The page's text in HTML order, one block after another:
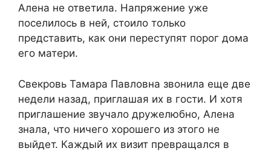
Алена не ответила. Напряжение уже
поселилось в ней, стоило только
представить, как они переступят порог дома
его матери.
Свекровь Тамара Павловна звонила еще две
недели назад, приглашая их в гости. И хотя
приглашение звучало дружелюбно, Алена
знала, что ничего хорошего из этого не
выйдет. Каждый их визит превращался в